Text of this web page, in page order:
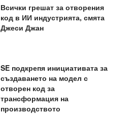
Всички грешат за отворения
код в ИИ индустрията, смята
Джеси Джан
SE подкрепя инициативата за
създаването на модел с
отворен код за
трансформация на
производството